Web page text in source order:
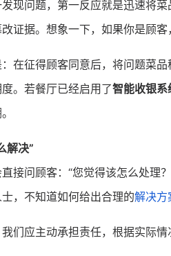
现问题，第一反应就是迅速将
证据。想象一下，如果你是顾客
在征得顾客同意后，将问题菜
。若餐厅已经启用了智能收银系
解决”
接问顾客：“您觉得该怎么处理
，不知道如何给出合理的解决方
们应主动承担责任，根据实际情